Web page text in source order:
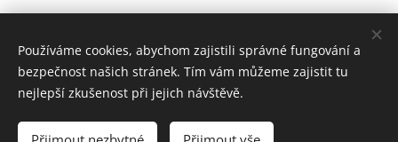
© 2026 Všechna práva vyhrazena
Používáme cookies, abychom zajistili správné fungování a
bezpečnost našich stránek. Tím vám můžeme zajistit tu
nejlepší zkušenost při jejich návštěvě.